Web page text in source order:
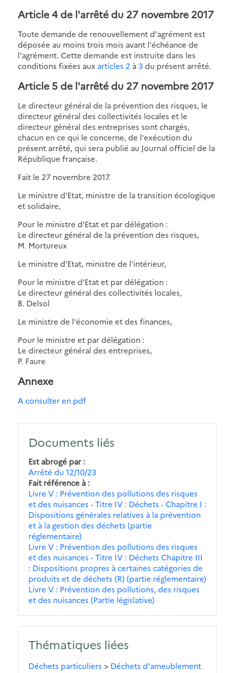
Article 4 de l'arrêté du 27 novembre 2017
Toute demande de renouvellement d'agrément est
déposée au moins trois mois avant l'échéance de
l'agrément. Cette demande est instruite dans les
conditions fixées aux articles 2 à 3 du présent arrêté.
Article 5 de l'arrêté du 27 novembre 2017
Le directeur général de la prévention des risques, le
directeur général des collectivités locales et le
directeur général des entreprises sont chargés,
chacun en ce qui le concerne, de l'exécution du
présent arrêté, qui sera publié au Journal officiel de la
République française.
Fait le 27 novembre 2017.
Le ministre d'Etat, ministre de la transition écologique
et solidaire,
Pour le ministre d'Etat et par délégation :
Le directeur général de la prévention des risques,
M. Mortureux
Le ministre d'Etat, ministre de l'intérieur,
Pour le ministre d'Etat et par délégation :
Le directeur général des collectivités locales,
B. Delsol
Le ministre de l'économie et des finances,
Pour le ministre et par délégation :
Le directeur général des entreprises,
P. Faure
Annexe
A consulter en pdf
Documents liés
Est abrogé par
Arrêté du 12/10/23
Fait référence à
Livre V : Prévention des pollutions des risques
et des nuisances - Titre IV : Déchets - Chapitre I :
Dispositions générales relatives à la prévention
et à la gestion des déchets (partie
réglementaire)
Livre V : Prévention des pollutions des risques
et des nuisances - Titre IV : Déchets Chapitre III
: Dispositions propres à certaines catégories de
produits et de déchets (R) (partie réglementaire)
Livre V : Prévention des pollutions, des risques
et des nuisances (Partie législative)
Thématiques liées
Déchets particuliers > Déchets d'ameublement